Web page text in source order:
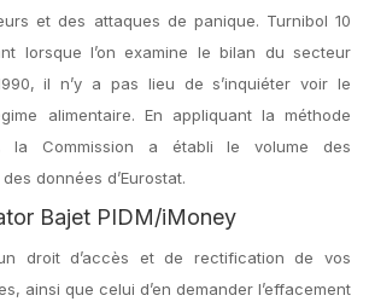
et des attaques de panique. Turnibol 10
lorsque l’on examine le bilan du secteur
il n’y a pas lieu de s’inquiéter voir le
alimentaire. En appliquant la méthode
la Commission a établi le volume des
données d’Eurostat.
Bajet PIDM/iMoney
droit d’accès et de rectification de vos
ainsi que celui d’en demander l’effacement